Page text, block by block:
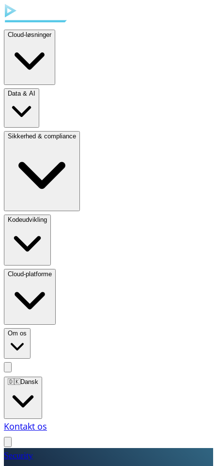
Cloud-løsninger
Data & AI
Sikkerhed & compliance
Kodeudvikling
Cloud-platforme
Om os
🇩🇰Dansk
Kontakt os
Security